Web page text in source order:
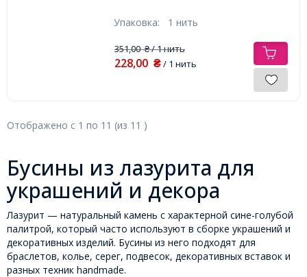
Упаковка: 1 нить
351,00₴/ 1 нить
228,00 ₴/ 1 нить
Отображено с 1 по 11 (из 11 )
Бусины из лазурита для
украшений и декора
Лазурит — натуральный камень с характерной сине-голубой
палитрой, который часто используют в сборке украшений и
декоративных изделий. Бусины из него подходят для
браслетов, колье, серег, подвесок, декоративных вставок и
разных техник handmade.